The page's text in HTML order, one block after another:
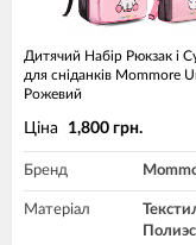
Дитячий Набір Рюкзак і
для сніданків Mommore
Рожевий
Ціна 1,800 грн.
Бренд
Матеріал